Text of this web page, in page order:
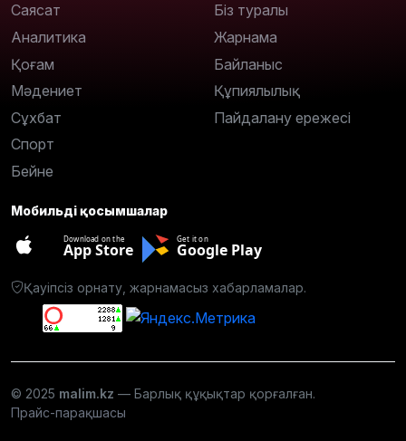
Саясат
Аналитика
Қоғам
Мәдениет
Сұхбат
Спорт
Бейне
Біз туралы
Жарнама
Байланыс
Құпиялылық
Пайдалану ережесі
Мобильді қосымшалар
Download on the
App Store
Get it on
Google Play
Қауіпсіз орнату, жарнамасыз хабарламалар.
© 2025 malim.kz — Барлық құқықтар қорғалған.
Прайс-парақшасы